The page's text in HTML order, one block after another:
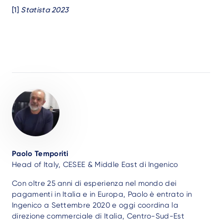
[1] Statista 2023
Paolo Temporiti
Head of Italy, CESEE & Middle East di Ingenico
Con oltre 25 anni di esperienza nel mondo dei
pagamenti in Italia e in Europa, Paolo è entrato in
Ingenico a Settembre 2020 e oggi coordina la
direzione commerciale di Italia, Centro-Sud-Est